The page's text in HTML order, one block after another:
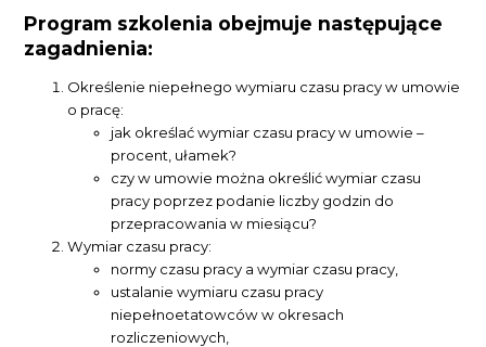
Program szkolenia obejmuje następujące
zagadnienia:
Określenie niepełnego wymiaru czasu pracy w umowie
o pracę:
jak określać wymiar czasu pracy w umowie –
procent, ułamek?
czy w umowie można określić wymiar czasu
pracy poprzez podanie liczby godzin do
przepracowania w miesiącu?
Wymiar czasu pracy:
normy czasu pracy a wymiar czasu pracy,
ustalanie wymiaru czasu pracy
niepełnoetatowców w okresach
rozliczeniowych,